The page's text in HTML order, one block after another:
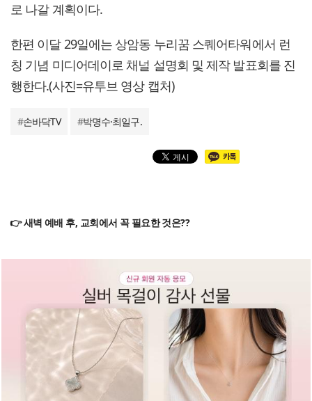
로 나갈 계획이다.
한편 이달 29일에는 상암동 누리꿈 스퀘어타워에서 런
칭 기념 미디어데이로 채널 설명회 및 제작 발표회를 진
행한다.(사진=유투브 영상 캡처)
#손바닥TV #박명수·최일구.
👉 새벽 예배 후, 교회에서 꼭 필요한 것은??